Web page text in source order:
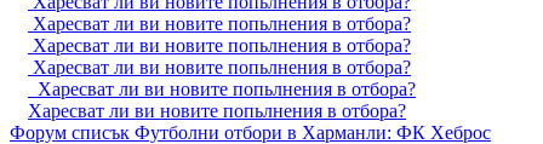
Харесват ли ви новите попьлнения в отбора?
Харесват ли ви новите попьлнения в отбора?
Харесват ли ви новите попьлнения в отбора?
Харесват ли ви новите попьлнения в отбора?
Харесват ли ви новите попьлнения в отбора?
Форум списък Футболни отбори в Харманли: ФК Хеброс